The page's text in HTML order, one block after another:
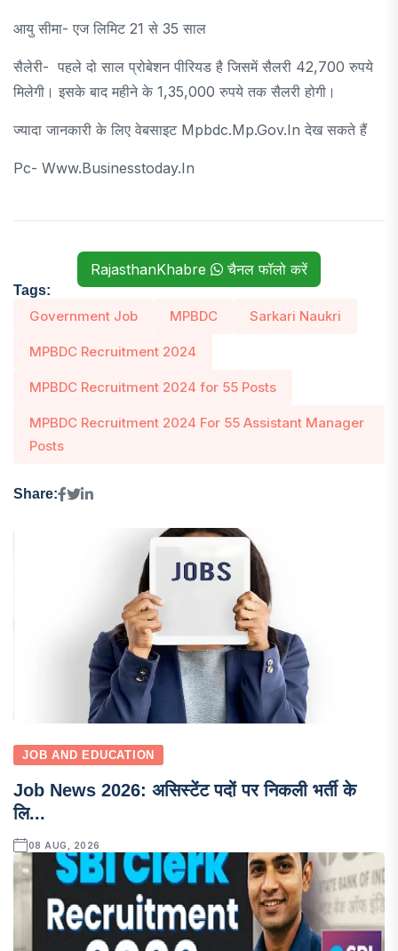
आयु सीमा- एज लिमिट 21 से 35 साल
सैलेरी- पहले दो साल प्रोबेशन पीरियड है जिसमें सैलरी 42,700 रुपये
मिलेगी। इसके बाद महीने के 1,35,000 रुपये तक सैलरी होगी।
ज्यादा जानकारी के लिए वेबसाइट Mpbdc.mp.gov.in देख सकते हैं
Pc- Www.businesstoday.in
RajasthanKhabre चैनल फॉलो करें
Tags:
Government Job MPBDC Sarkari Naukri
MPBDC Recruitment 2024
MPBDC Recruitment 2024 for 55 Posts
MPBDC Recruitment 2024 For 55 Assistant Manager
Posts
Share:
JOB AND EDUCATION
Job News 2026: असिस्टेंट पदों पर निकली भर्ती के
लि...
08 AUG, 2026